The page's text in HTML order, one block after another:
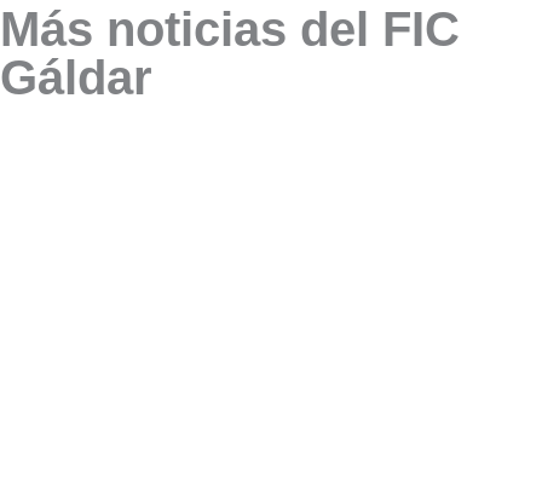
Más noticias del FIC
Gáldar